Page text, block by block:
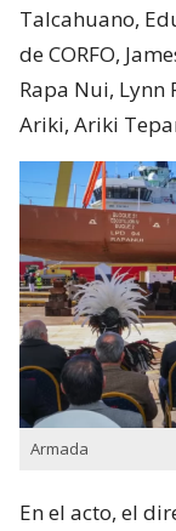
Talcahuano,
de CORFO,
Rapa Nui, Lynn
Ariki, Ariki
Armada
En el acto, el